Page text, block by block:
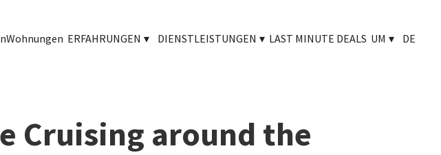
Wohnungen ERFAHRUNGEN ▾ DIENSTLEISTUNGEN ▾ LAST MINUTE DEALS UM ▾ DE
Cruising around the